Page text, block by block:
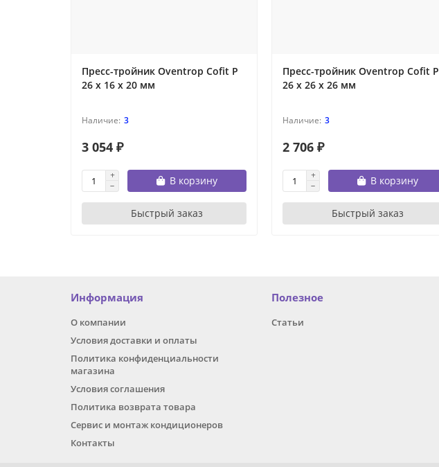
Пресс-тройник Oventrop Cofit P
26 х 16 х 20 мм
3
3 054 ₽
В корзину
Быстрый заказ
Пресс-тройник Oventrop Cofit P
26 х 26 х 26 мм
3
2 706 ₽
В корзину
Быстрый заказ
Информация
О компании
Условия доставки и оплаты
Политика конфиденциальности
магазина
Условия соглашения
Политика возврата товара
Сервис и монтаж кондиционеров
Контакты
Полезное
Статьи